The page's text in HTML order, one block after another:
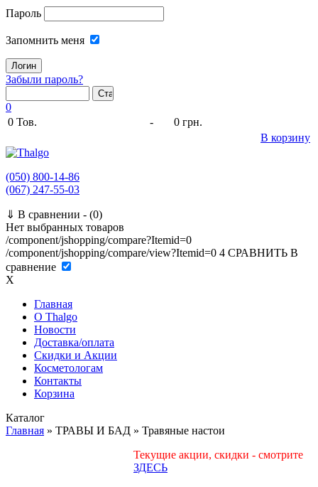
Пароль
Запомнить меня
Забыли пароль?
0
0 Тов. -
0 грн.
В корзину
(050) 800-14-86
(067) 247-55-03
⇓ В сравнении - (0)
Нет выбранных товаров
/component/jshopping/compare?Itemid=0
/component/jshopping/compare/view?Itemid=0 4 СРАВНИТЬ В
сравнение
X
Главная
O Thalgo
Новости
Доставка/оплата
Скидки и Акции
Косметологам
Контакты
Корзина
Каталог
Главная » ТРАВЫ И БАД » Травяные настои
Текущие акции, скидки - смотрите
ЗДЕСЬ